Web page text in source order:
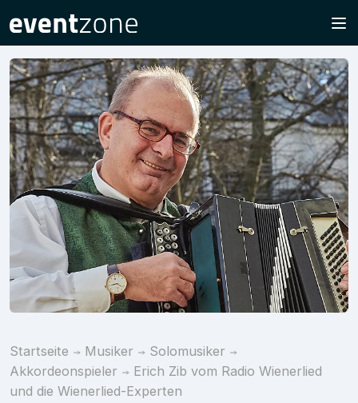
Startseite Musiker
Solomusiker
Akkordeonspieler
Erich Zib vom Radio Wienerlied
und die Wienerlied-Experten